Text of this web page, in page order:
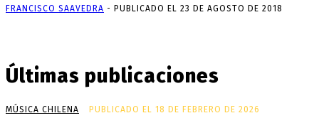
FRANCISCO SAAVEDRA - PUBLICADO EL 23 DE AGOSTO DE 2018
Últimas publicaciones
MÚSICA CHILENA PUBLICADO EL 18 DE FEBRERO DE 2026